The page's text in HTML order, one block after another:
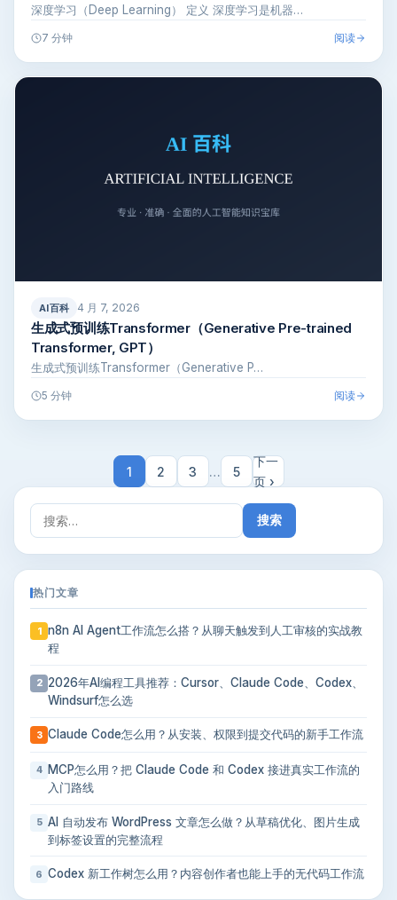
深度学习（Deep Learning） 定义 深度学习是机器…
7 分钟 阅读
AI百科 4 月 7, 2026
生成式预训练Transformer（Generative Pre-trained
Transformer, GPT）
生成式预训练Transformer（Generative P…
5 分钟 阅读
1 2 3 … 5
下一
页 ›
索：
热门文章
1 n8n AI Agent工作流怎么搭？从聊天触发到人工审核的实战教
程
2 2026年AI编程工具推荐：Cursor、Claude Code、Codex、
Windsurf怎么选
3 Claude Code怎么用？从安装、权限到提交代码的新手工作流
4
MCP怎么用？把 Claude Code 和 Codex 接进真实工作流的
入门路线
5 AI 自动发布 WordPress 文章怎么做？从草稿优化、图片生成
到标签设置的完整流程
6 Codex 新工作树怎么用？内容创作者也能上手的无代码工作流